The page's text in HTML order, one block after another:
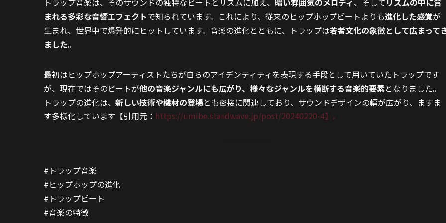
まれる多彩な音響エフェクトで知られています。これにより、従来のヒップホップビートよりも進化した感覚が
生まれ、世界中で爆発的にヒットしています。音楽の進化とともに、トラップは若者文化の象徴として広まって
ました。
最初はヒップホップアーティストたちが自らのアイデンティティを表現する手段として用いていたトラップです
が、現在ではそのビートが他の音楽ジャンルにも広がり、様々なジャンルを横断する音楽的要素となりました。
トラップの進化は、 新しい技術や機材の登場とも密接に関連しており、サウンドデザインの幅が広がり、ますま
す多様化しています【引用元： https://umibe.standwave.jp/post/20240220-4】。
#トラップ音楽
#ヒップホップの進化
#トラップビート
#音楽の特徴